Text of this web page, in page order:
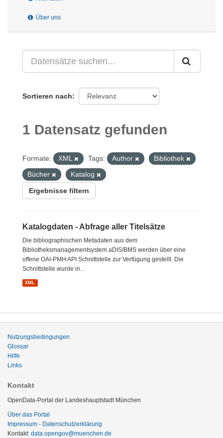
Über uns
Sortieren nach
1 Datensatz gefunden
Formate: XML Tags: Author
Bibliothek
Bücher
Katalog
Ergebnisse filtern
Katalogdaten - Abfrage aller Titelsätze
Die bibliographischen Metadaten aus dem
Bibliotheksmanagementsystem aDIS/BMS werden über eine
offene OAI-PMH API Schnittstelle zur Verfügung gestellt. Die
Schnittstelle wurde in...
XML
Nutzungsbedingungen
Glossar
Hilfe
Links
Kontakt
OpenData-Portal der Landeshauptstadt München
Über das Portal
Impressum - Datenschutzerklärung
Kontakt: data.opengov@muenchen.de